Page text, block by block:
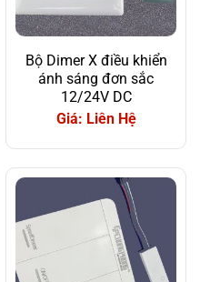
Bộ Dimer X điều khiển
ánh sáng đơn sắc
12/24V DC
Giá: Liên Hệ